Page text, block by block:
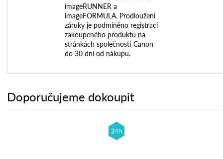
imageRUNNER a
imageFORMULA. Prodloužení
záruky je podmíněno registrací
zakoupeného produktu na
stránkách společnosti Canon
do 30 dní od nákupu.
Doporučujeme dokoupit